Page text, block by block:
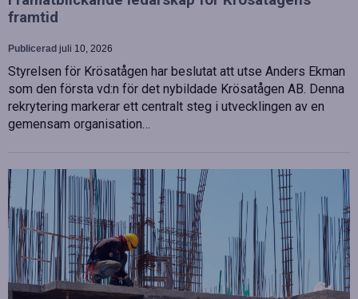
framtid
Publicerad juli 10, 2026
Styrelsen för Krösatågen har beslutat att utse Anders Ekman
som den första vd:n för det nybildade Krösatågen AB. Denna
rekrytering markerar ett centralt steg i utvecklingen av en
gemensam organisation…